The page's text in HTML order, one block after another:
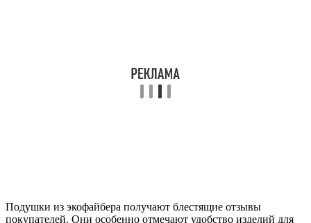
Подушки из экофайбера получают блестящие отзывы
покупателей. Они особенно отмечают удобство изделий для